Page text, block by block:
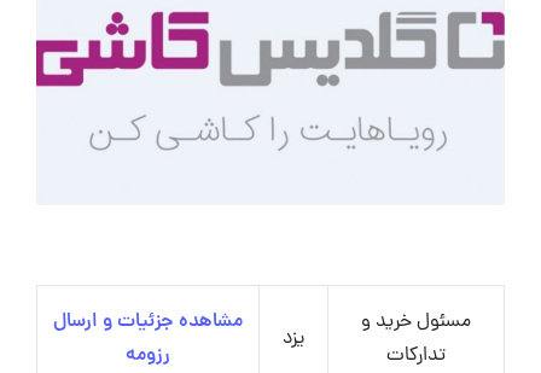
مسئول خرید و
تدارکات
یزد
مشاهده جزئیات و ارسال
رزومه